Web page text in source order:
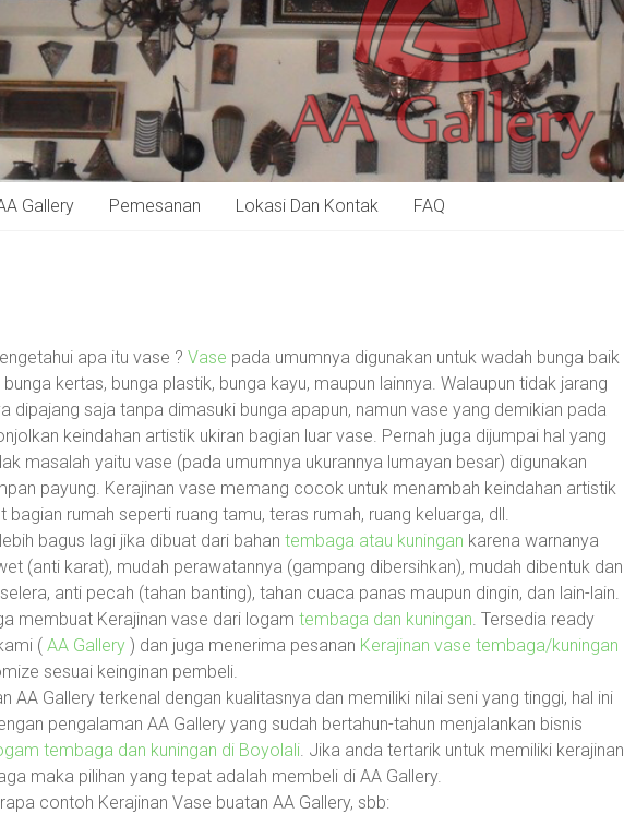
Gallery Pemesanan Lokasi Dan Kontak FAQ
apa itu vase ? Vase pada umumnya digunakan untuk wadah bunga baik
bunga kertas, bunga plastik, bunga kayu, maupun lainnya. Walaupun tidak jarang
dipajang saja tanpa dimasuki bunga apapun, namun vase yang demikian pada
keindahan artistik ukiran bagian luar vase. Pernah juga dijumpai hal yang
masalah yaitu vase (pada umumnya ukurannya lumayan besar) digunakan
payung. Kerajinan vase memang cocok untuk menambah keindahan artistik
bagian rumah seperti ruang tamu, teras rumah, ruang keluarga, dll.
bagus lagi jika dibuat dari bahan tembaga atau kuningan karena warnanya
(anti karat), mudah perawatannya (gampang dibersihkan), mudah dibentuk dan
anti pecah (tahan banting), tahan cuaca panas maupun dingin, dan lain-lain.
membuat Kerajinan vase dari logam tembaga dan kuningan. Tersedia ready
( AA Gallery ) dan juga menerima pesanan Kerajinan vase tembaga/kuningan
sesuai keinginan pembeli.
AA Gallery terkenal dengan kualitasnya dan memiliki nilai seni yang tinggi, hal ini
pengalaman AA Gallery yang sudah bertahun-tahun menjalankan bisnis
tembaga dan kuningan di Boyolali. Jika anda tertarik untuk memiliki kerajinan
maka pilihan yang tepat adalah membeli di AA Gallery.
contoh Kerajinan Vase buatan AA Gallery, sbb: